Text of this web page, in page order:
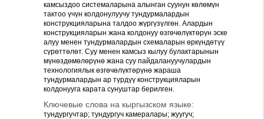
камсыздоо системаларына алынган суунун көлөмүн
тактоо үчүн колдонулуучу тундурмалардын
конструкцияларына талдоо жүргүзүлгөн. Алардын
конструкцияларын жана колдонуу өзгөчөлүктөрүн эске
алуу менен тундурмалардын схемаларын өркүндөтүү
сүрөттөлөт. Суу менен камсыз кылуу булактарынын
мүнөздөмөлөрүнө жана суу пайдалануучулардын
технологиялык өзгөчөлүктөрүнө жараша
тундурмалардын ар түрдүү конструкцияларын
колдонууга карата сунуштар берилген.
Ключевые слова на кыргызском языке:
тундургучтар; тундургуч камералары; жуугуч;